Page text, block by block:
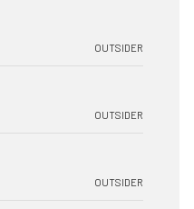
OUTSIDER
OUTSIDER
OUTSIDER